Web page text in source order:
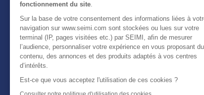
À PROPOS DE SEIMI
Depuis plus de 50 ans, nous apportons des
chantiers de construction navale, de refit,
fonctionnement du site.
Sur la base de votre consentement des informations liées à
navigation sur www.seimi.com sont stockées ou lues sur votre
terminal (IP, pages visitées etc.) par SEIMI, afin de mesurer
l’audience, personnaliser votre expérience en vous proposant du
contenu, des annonces et des produits adaptés à vos centres
d’intérêts.
Est-ce que vous acceptez l'utilisation de ces cookies ?